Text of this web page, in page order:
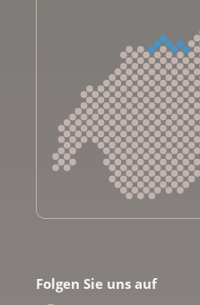
Krebsliga Bern
Folgen Sie uns auf